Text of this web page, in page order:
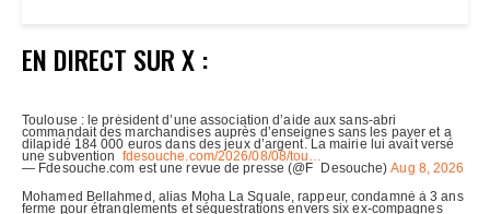
EN DIRECT SUR X :